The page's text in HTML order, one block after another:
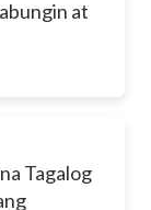
at
Tagalog